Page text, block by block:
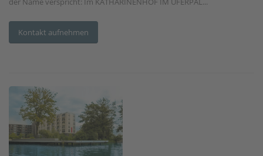
Kontakt aufnehmen